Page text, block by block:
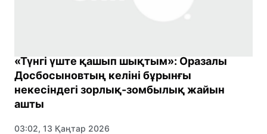
«Түнгі үште қашып шықтым»: Оразалы
Досбосыновтың келіні бұрынғы
некесіндегі зорлық-зомбылық жайын
ашты
03:02, 13 Қаңтар 2026